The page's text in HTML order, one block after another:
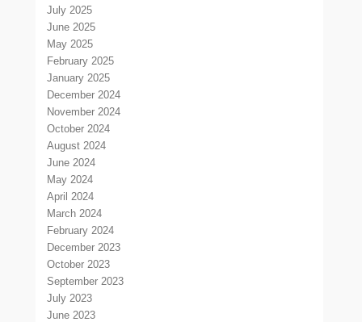
July 2025
June 2025
May 2025
February 2025
January 2025
December 2024
November 2024
October 2024
August 2024
June 2024
May 2024
April 2024
March 2024
February 2024
December 2023
October 2023
September 2023
July 2023
June 2023